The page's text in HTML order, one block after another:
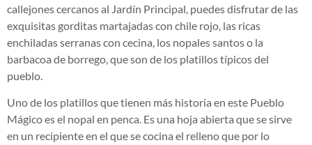
callejones cercanos al Jardín Principal, puedes disfrutar de las
exquisitas gorditas martajadas con chile rojo, las ricas
enchiladas serranas con cecina, los nopales santos o la
barbacoa de borrego, que son de los platillos típicos del
pueblo.
Uno de los platillos que tienen más historia en este Pueblo
Mágico es el nopal en penca. Es una hoja abierta que se sirve
en un recipiente en el que se cocina el relleno que por lo